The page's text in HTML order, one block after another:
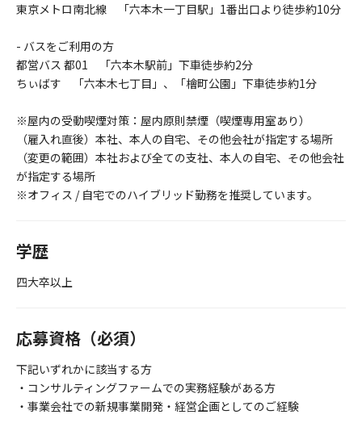
東京メトロ南北線 「六本木一丁目駅」1番出口より徒歩約10分
- バスをご利用の方
都営バス 都01 「六本木駅前」下車徒歩約2分
ちぃばす 「六本木七丁目」、「檜町公園」下車徒歩約1分
※屋内の受動喫煙対策：屋内原則禁煙（喫煙専用室あり）
（雇入れ直後）本社、本人の自宅、その他会社が指定する場所
（変更の範囲）本社および全ての支社、本人の自宅、その他会社
が指定する場所
※オフィス / 自宅でのハイブリッド勤務を推奨しています。
学歴
四大卒以上
応募資格（必須）
下記いずれかに該当する方
・コンサルティングファームでの実務経験がある方
・事業会社での新規事業開発・経営企画としてのご経験